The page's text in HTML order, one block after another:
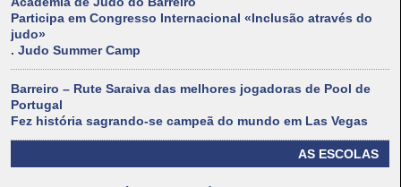
Participa em Congresso Internacional «Inclusão através do
judo»
. Judo Summer Camp
Barreiro – Rute Saraiva das melhores jogadoras de Pool de
Portugal
Fez história sagrando-se campeã do mundo em Las Vegas
AS ESCOLAS